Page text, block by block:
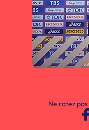
Ne ratez